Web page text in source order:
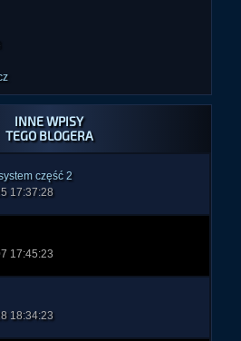
INNE WPISY
TEGO BLOGERA
część 2
17:37:28
17:45:23
18:34:23